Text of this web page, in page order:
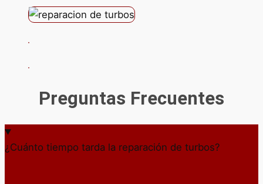
Preguntas Frecuentes
¿Cuánto tiempo tarda la reparación de turbos?